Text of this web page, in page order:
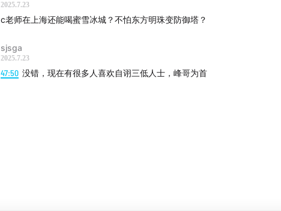
2025.7.23
c老师在上海还能喝蜜雪冰城？不怕东方明珠变防御塔？
sjsga
2025.7.23
47:50 没错，现在有很多人喜欢自诩三低人士，峰哥为首